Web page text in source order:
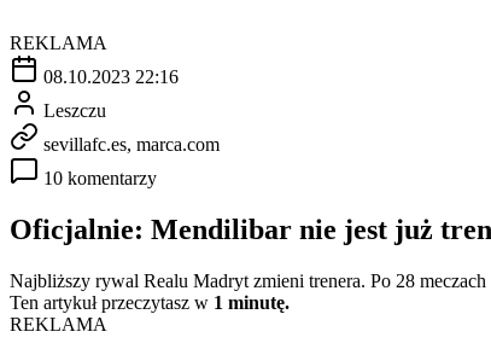
REKLAMA
08.10.2023 22:16
Leszczu
sevillafc.es, marca.com
10 komentarzy
Oficjalnie: Mendilibar nie jest już
Najbliższy rywal Realu Madryt zmieni trenera. Po 28
Ten artykuł przeczytasz w 1 minutę.
REKLAMA